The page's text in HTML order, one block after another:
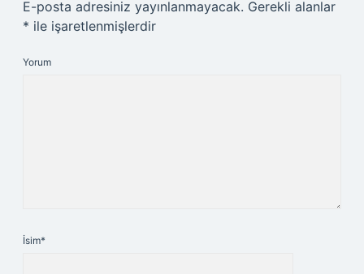
E-posta adresiniz yayınlanmayacak. Gerekli alanlar
* ile işaretlenmişlerdir
Yorum
İsim*